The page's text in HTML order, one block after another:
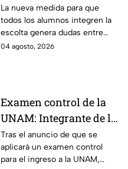
escolares: La nueva
medida de equidad que
divide a padres y
expertos
La nueva medida para que
todos los alumnos integren la
escolta genera dudas entre
padres y especialistas. Así
04 agosto, 2026
Examen control de la
UNAM: Integrante de la
Comisión Técnica
explica a quiénes se
aplicará y cómo
Tras el anuncio de que se
aplicará un examen control
para el ingreso a la UNAM,